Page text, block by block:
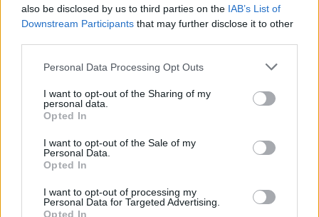
also be disclosed by us to third parties on the IAB’s List of
Downstream Participants that may further disclose it to other
Personal Data Processing Opt Outs
I want to opt-out of the Sharing of my
personal data.
Opted In
I want to opt-out of the Sale of my
Personal Data.
Opted In
I want to opt-out of processing my
Personal Data for Targeted Advertising.
Opted In
Neověřený profil
fotografií. U neověřených profilů nelze zaručit, že fotografie a
Napsat uživateli vzkaz
Informace o profilu a chatu
Registrace od: 17.04.2016 16:06
Online: Není nikde online